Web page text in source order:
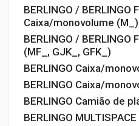
BERLINGO / BERLINGO
Caixa/monovolume (M_)
BERLINGO /
(MF_, GJK_, GFK_)
BERLINGO Caixa/
BERLINGO Caixa/
BERLINGO Camião de
BERLINGO